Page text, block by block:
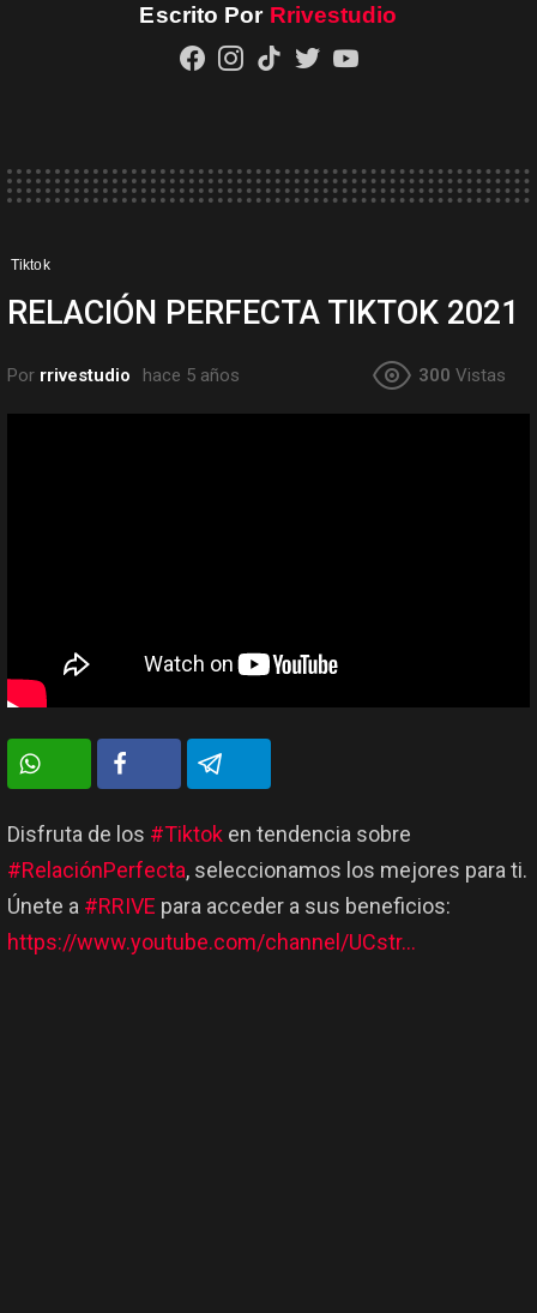
Escrito Por Rrivestudio
facebookinstagram
Tiktok
RELACIÓN PERFECTA TIKTOK 2021
Por rrivestudio hace 5 años 300 Vistas
Disfruta de los #Tiktok en tendencia sobre
#RelaciónPerfecta, seleccionamos los mejores para ti.
Únete a #RRIVE para acceder a sus beneficios:
https://www.youtube.com/channel/UCstr…